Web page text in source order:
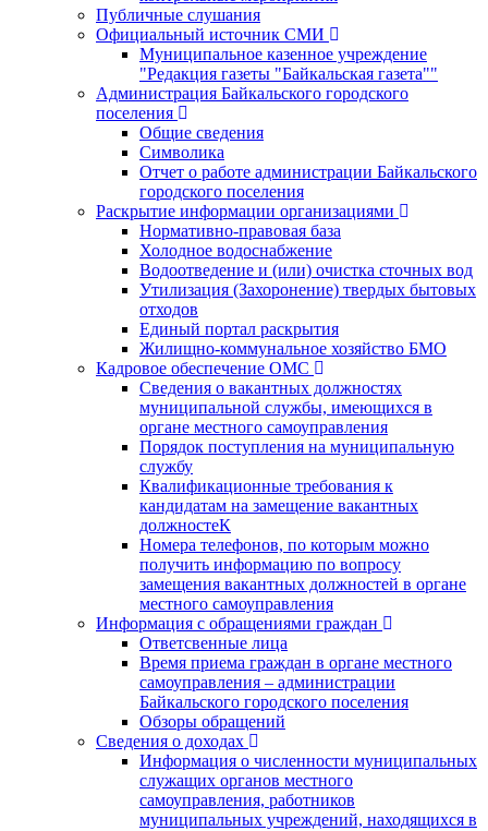
Публичные слушания
Официальный источник СМИ
Муниципальное казенное учреждение
"Редакция газеты "Байкальская газета""
Администрация Байкальского городского
поселения
Общие сведения
Символика
Отчет о работе администрации Байкальского
городского поселения
Раскрытие информации организациями
Нормативно-правовая база
Холодное водоснабжение
Водоотведение и (или) очистка сточных вод
Утилизация (Захоронение) твердых бытовых
отходов
Единый портал раскрытия
Жилищно-коммунальное хозяйство БМО
Кадровое обеспечение ОМС
Сведения о вакантных должностях
муниципальной службы, имеющихся в
органе местного самоуправления
Порядок поступления на муниципальную
службу
Квалификационные требования к
кандидатам на замещение вакантных
должностеК
Номера телефонов, по которым можно
получить информацию по вопросу
замещения вакантных должностей в органе
местного самоуправления
Информация с обращениями граждан
Ответсвенные лица
Время приема граждан в органе местного
самоуправления – администрации
Байкальского городского поселения
Обзоры обращений
Сведения о доходах
Информация о численности муниципальных
служащих органов местного
самоуправления, работников
муниципальных учреждений, находящихся в